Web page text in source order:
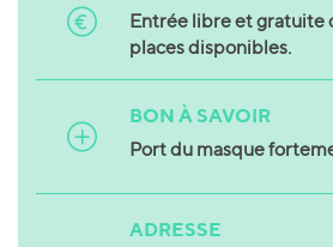
Entrée libre et gratuite
places disponibles.
BON À SAVOIR
Port du masque
ADRESSE